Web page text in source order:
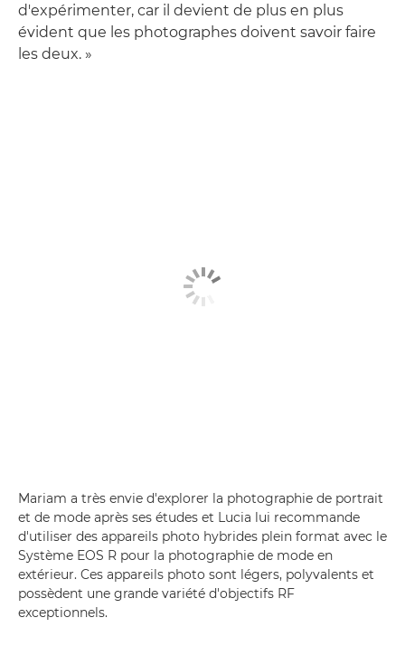
d'expérimenter, car il devient de plus en plus
évident que les photographes doivent savoir faire
les deux. »
Mariam a très envie d'explorer la photographie de portrait
et de mode après ses études et Lucia lui recommande
d'utiliser des appareils photo hybrides plein format avec le
Système EOS R pour la photographie de mode en
extérieur. Ces appareils photo sont légers, polyvalents et
possèdent une grande variété d'objectifs RF
exceptionnels.